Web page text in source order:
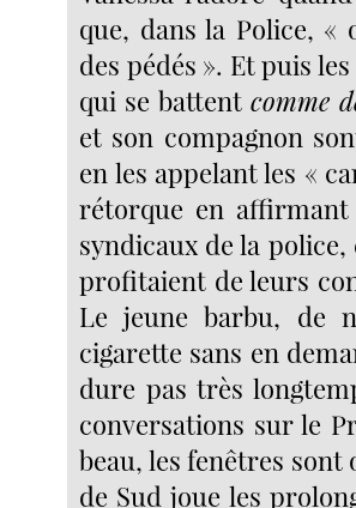
que, dans la Police, «
des pédés ». Et puis
qui se battent comme
et son compagnon
en les appelant les «
rétorque en affirmant
syndicaux de la
profitaient de leurs
Le jeune barbu, de
cigarette sans en
dure pas très
conversations sur le
beau, les fenêtres
de Sud joue les